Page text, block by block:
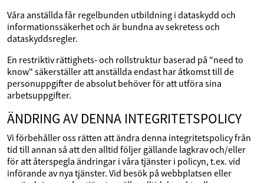
Våra anställda får regelbunden utbildning i dataskydd och
informationssäkerhet och är bundna av sekretess och
dataskyddsregler.
En restriktiv rättighets‑ och rollstruktur baserad på "need to
know" säkerställer att anställda endast har åtkomst till de
personuppgifter de absolut behöver för att utföra sina
arbetsuppgifter.
ÄNDRING AV DENNA INTEGRITETSPOLICY
Vi förbehåller oss rätten att ändra denna integritetspolicy från
tid till annan så att den alltid följer gällande lagkrav och/eller
för att återspegla ändringar i våra tjänster i policyn, t.ex. vid
införande av nya tjänster. Vid besök på webbplatsen eller